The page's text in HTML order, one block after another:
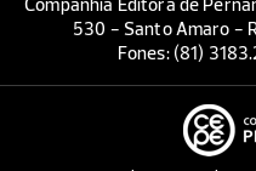
Companhia Editora de
530 - Santo Amaro -
Fones: (81)